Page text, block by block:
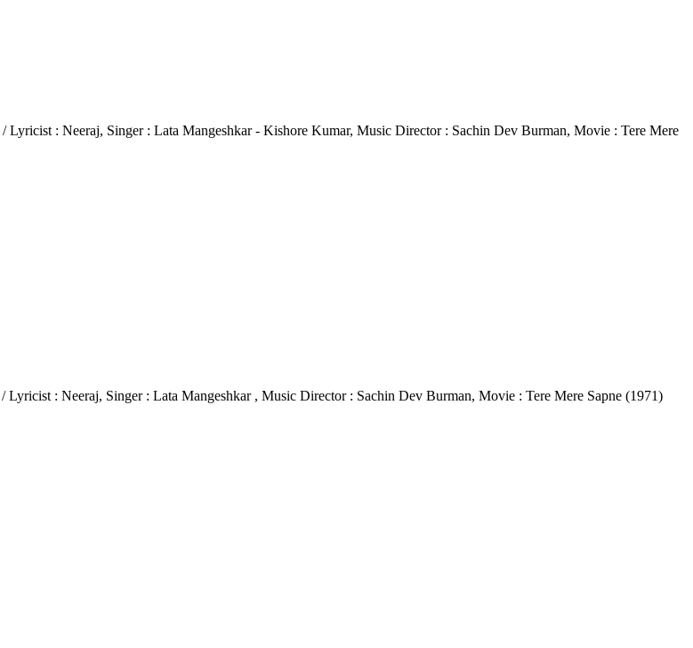
Lyricist : Neeraj, Singer : Lata Mangeshkar - Kishore Kumar, Music Director : Sachin Dev Burman, Movie : Tere Mere
: Neeraj, Singer : Lata Mangeshkar , Music Director : Sachin Dev Burman, Movie : Tere Mere Sapne (1971)